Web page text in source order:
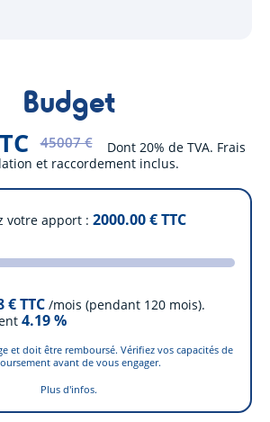
Budget
45007 €
Dont 20% de TVA. Frais
et raccordement inclus.
votre apport 2000.00€ TTC
€ TTC /mois (pendant 120 mois).
4.19%
et doit être remboursé. Vérifiez vos capacités de
avant de vous engager.
Plus d'infos.